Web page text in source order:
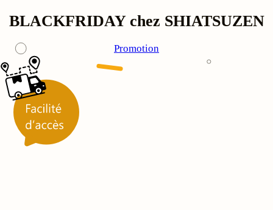
BLACKFRIDAY chez SHIATSUZEN
Promotion